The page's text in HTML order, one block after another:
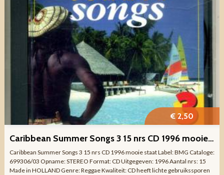
€ 2,50
Caribbean Summer Songs 3 15 nrs CD 1996 mooie staat
Caribbean Summer Songs 3 15 nrs CD 1996 mooie staat Label: BMG Cataloge:
699306/03 Opname: STEREO Format: CD Uitgegeven: 1996 Aantal nrs: 15
Made in HOLLAND Genre: Reggae Kwaliteit: CD heeft lichte gebruikssporen